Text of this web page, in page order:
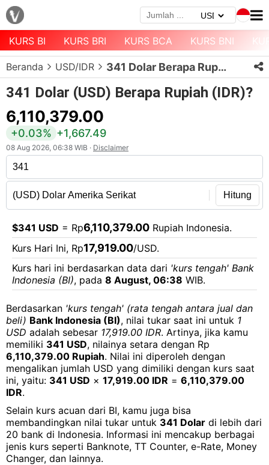
Menu
Halaman
Depan
Daftar
Mata
Uang
Daftar
Kurs
Bank
KURS BI KURS BRI KURS BCA KURS BNI
Beranda USD/IDR 341 Dolar Berapa Rupiah?
341 Dolar (USD) Berapa Rupiah (IDR)?
6,110,379.00
+0.03% +1,667.49
08 Aug 2026, 06:38 WIB · Disclaimer
Hitung
$341 USD = Rp6,110,379.00 Rupiah Indonesia.
Kurs Hari Ini, Rp17,919.00/USD.
Kurs hari ini berdasarkan data dari 'kurs tengah' Bank
Indonesia (BI), pada 8 August, 06:38 WIB.
Berdasarkan 'kurs tengah' (rata tengah antara jual dan
beli) Bank Indonesia (BI), nilai tukar saat ini untuk 1
USD adalah sebesar 17,919.00 IDR. Artinya, jika kamu
memiliki 341 USD, nilainya setara dengan Rp
6,110,379.00 Rupiah. Nilai ini diperoleh dengan
mengalikan jumlah USD yang dimiliki dengan kurs saat
ini, yaitu: 341 USD × 17,919.00 IDR = 6,110,379.00
IDR.
Selain kurs acuan dari BI, kamu juga bisa
membandingkan nilai tukar untuk 341 Dolar di lebih dari
20 bank di Indonesia. Informasi ini mencakup berbagai
jenis kurs seperti Banknote, TT Counter, e-Rate, Money
Changer, dan lainnya.